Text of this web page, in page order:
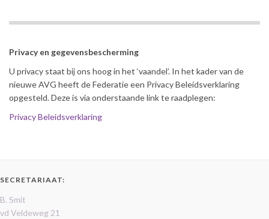
Privacy en gegevensbescherming
U privacy staat bij ons hoog in het ‘vaandel’. In het kader van de
nieuwe AVG heeft de Federatie een Privacy Beleidsverklaring
opgesteld. Deze is via onderstaande link te raadplegen:
Privacy Beleidsverklaring
SECRETARIAAT:
B. Smit
vd Veldeweg 21